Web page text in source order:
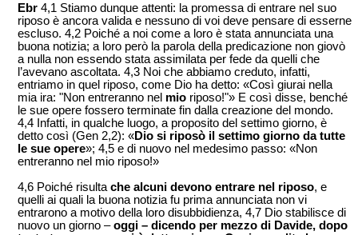
Ebr 4,1 Stiamo dunque attenti: la promessa di entrare nel suo
riposo è ancora valida e nessuno di voi deve pensare di esserne
escluso. 4,2 Poiché a noi come a loro è stata annunciata una
buona notizia; a loro però la parola della predicazione non giovò
a nulla non essendo stata assimilata per fede da quelli che
l’avevano ascoltata. 4,3 Noi che abbiamo creduto, infatti,
entriamo in quel riposo, come Dio ha detto: «Così giurai nella
mia ira: "Non entreranno nel mio riposo!"» E così disse, benché
le sue opere fossero terminate fin dalla creazione del mondo.
4,4 Infatti, in qualche luogo, a proposito del settimo giorno, è
detto così (Gen 2,2): «Dio si riposò il settimo giorno da tutte
le sue opere»; 4,5 e di nuovo nel medesimo passo: «Non
entreranno nel mio riposo!»
4,6 Poiché risulta che alcuni devono entrare nel riposo, e
quelli ai quali la buona notizia fu prima annunciata non vi
entrarono a motivo della loro disubbidienza, 4,7 Dio stabilisce di
nuovo un giorno –oggi – dicendo per mezzo di Davide, dopo